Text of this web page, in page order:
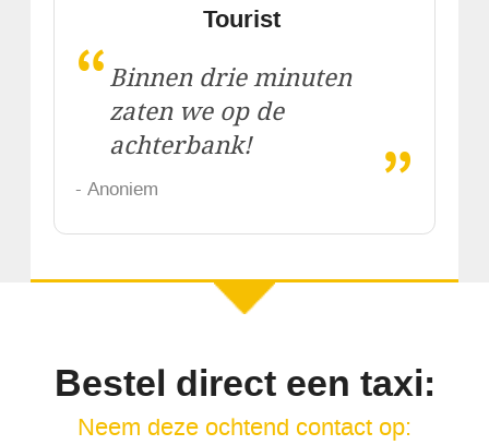
Tourist
“ Binnen drie minuten
zaten we op de
achterbank!
„
- Anoniem
Bestel direct een taxi:
Neem deze ochtend contact op: